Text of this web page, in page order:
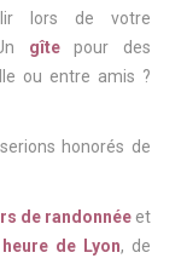
lors de votre
gîtepour des
ou entre amis ?
honorés de
de randonnée et
de Lyon, de